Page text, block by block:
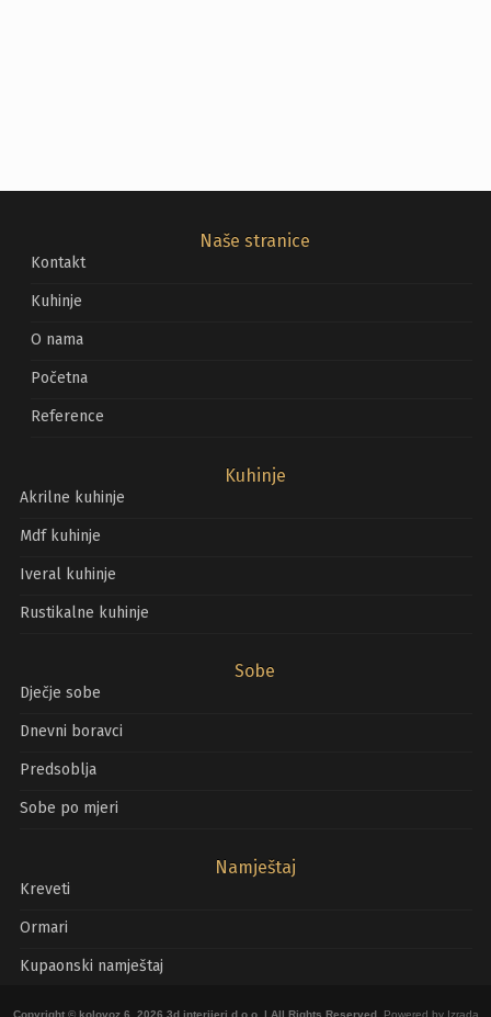
Naše stranice
Kontakt
Kuhinje
O nama
Početna
Reference
Kuhinje
Akrilne kuhinje
Mdf kuhinje
Iveral kuhinje
Rustikalne kuhinje
Sobe
Dječje sobe
Dnevni boravci
Predsoblja
Sobe po mjeri
Namještaj
Kreveti
Ormari
Kupaonski namještaj
Copyright © kolovoz 6, 2026 3d interijeri d.o.o. | All Rights Reserved. Powered by Izrada